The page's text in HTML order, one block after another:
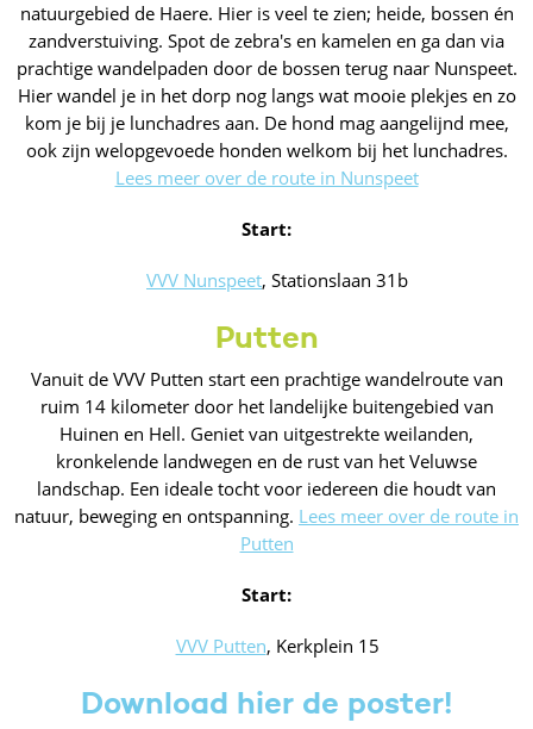
natuurgebied de Haere. Hier is veel te zien; heide, bossen én
zandverstuiving. Spot de zebra's en kamelen en ga dan via
prachtige wandelpaden door de bossen terug naar Nunspeet.
Hier wandel je in het dorp nog langs wat mooie plekjes en zo
kom je bij je lunchadres aan. De hond mag aangelijnd mee,
ook zijn welopgevoede honden welkom bij het lunchadres.
Lees meer over de route in Nunspeet
Start:
VVV Nunspeet, Stationslaan 31b
Putten
Vanuit de VVV Putten start een prachtige wandelroute van
ruim 14 kilometer door het landelijke buitengebied van
Huinen en Hell. Geniet van uitgestrekte weilanden,
kronkelende landwegen en de rust van het Veluwse
landschap. Een ideale tocht voor iedereen die houdt van
natuur, beweging en ontspanning. Lees meer over de route in
Putten
Start:
VVV Putten, Kerkplein 15
Download hier de poster!